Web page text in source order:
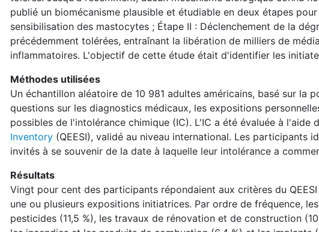
publié un biomécanisme plausible et étudiable en deux étapes
sensibilisation des mastocytes ; Étape II : Déclenchement de la
précédemment tolérées, entraînant la libération de milliers de
inflammatoires. L'objectif de cette étude était d'identifier les
Méthodes utilisées
Un échantillon aléatoire de 10 981 adultes américains, basé sur la
questions sur les diagnostics médicaux, les expositions
possibles de l'intolérance chimique (IC). L'IC a été évaluée à l'aide
Inventory (QEESI), validé au niveau international. Les
invités à se souvenir de la date à laquelle leur intolérance a
Résultats
Vingt pour cent des participants répondaient aux critères du
une ou plusieurs expositions initiatrices. Par ordre de fréquence,
pesticides (11,5 %), les travaux de rénovation et de construction